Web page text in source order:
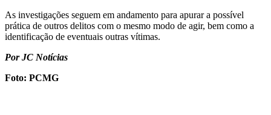
As investigações seguem em andamento para apurar a possível
prática de outros delitos com o mesmo modo de agir, bem como a
identificação de eventuais outras vítimas.
Por JC Notícias
Foto: PCMG